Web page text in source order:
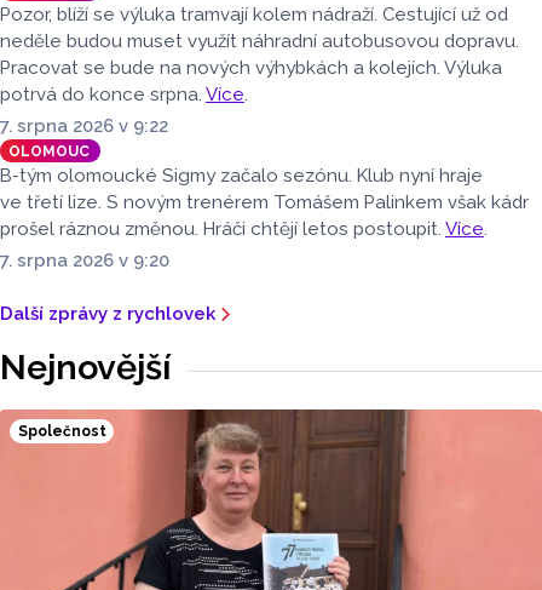
Pozor, blíží se výluka tramvají kolem nádraží. Cestující už od
neděle budou muset využít náhradní autobusovou dopravu.
Pracovat se bude na nových výhybkách a kolejích. Výluka
potrvá do konce srpna. Více.
7. srpna 2026 v 9:22
OLOMOUC
B-tým olomoucké Sigmy začalo sezónu. Klub nyní hraje
ve třetí lize. S novým trenérem Tomášem Palinkem však kádr
prošel ráznou změnou. Hráči chtějí letos postoupit. Více.
7. srpna 2026 v 9:20
Další zprávy z rychlovek
Nejnovější
Společnost